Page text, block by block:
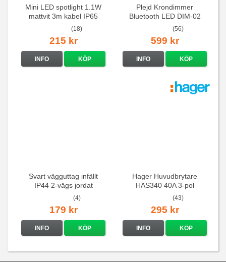
Mini LED spotlight 1.1W
mattvit 3m kabel IP65
(18)
215 kr
INFO KÖP
Plejd Krondimmer
Bluetooth LED DIM-02
(56)
599 kr
INFO KÖP
Svart vägguttag infällt
IP44 2-vägs jordat
(4)
179 kr
INFO KÖP
Hager Huvudbrytare
HAS340 40A 3-pol
(43)
295 kr
INFO KÖP